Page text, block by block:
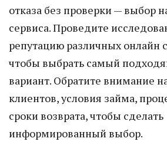
отказа без проверки — выбор
сервиса. Проведите
репутацию различных онлайн
чтобы выбрать самый
вариант. Обратите внимание
клиентов, условия займа,
сроки возврата, чтобы сделать
информированный выбор.